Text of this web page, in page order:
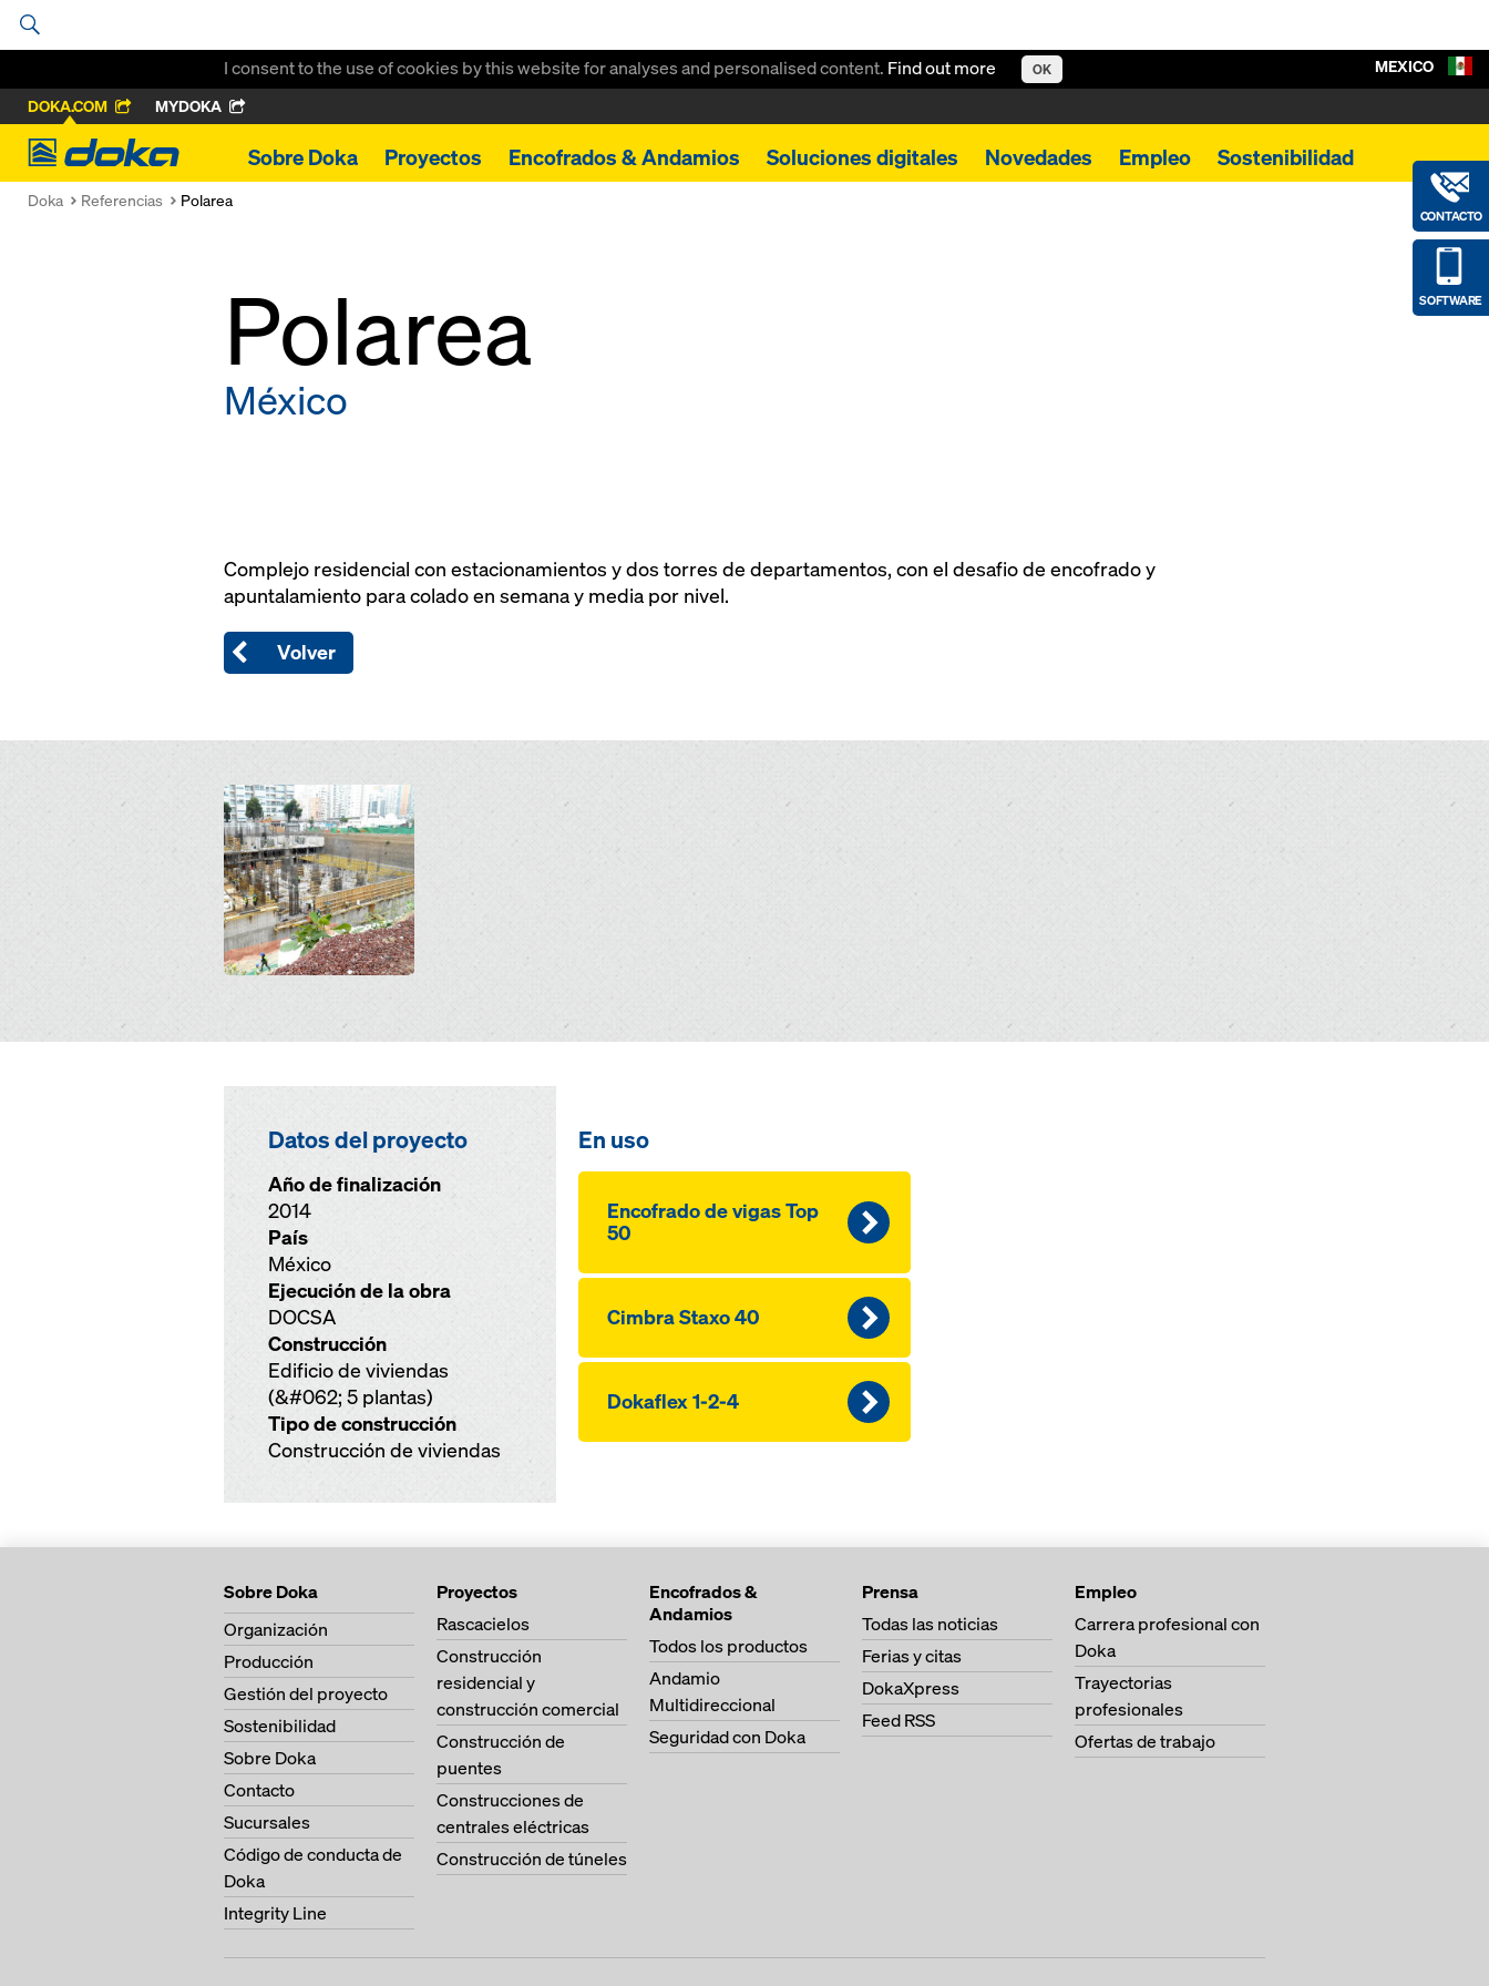
I consent to the use of cookies by this website for analyses and personalised content. Find out more OK
DOKA.COM MYDOKA
Doka
Sobre Doka Proyectos Encofrados & Andamios Soluciones digitales Novedades Empleo Sostenibilidad
CONTACTO
SOFTWARE
MEXICO
Doka Referencias Polarea
Polarea
México
Complejo residencial con estacionamientos y dos torres de departamentos, con el desafio de encofrado y
apuntalamiento para colado en semana y media por nivel.
Volver
Open
Datos del proyecto
Año de finalización
2014
País
México
Ejecución de la obra
DOCSA
Construcción
Edificio de viviendas
(&#062; 5 plantas)
Tipo de construcción
Construcción de viviendas
En uso
Encofrado de vigas Top
50
Cimbra Staxo 40
Dokaflex 1-2-4
Sobre Doka
Organización
Producción
Gestión del proyecto
Sostenibilidad
Sobre Doka
Contacto
Sucursales
Código de conducta de
Doka
Integrity Line
Proyectos
Rascacielos
Construcción
residencial y
construcción comercial
Construcción de
puentes
Construcciones de
centrales eléctricas
Construcción de túneles
Encofrados &
Andamios
Todos los productos
Andamio
Multidireccional
Seguridad con Doka
Prensa
Todas las noticias
Ferias y citas
DokaXpress
Feed RSS
Empleo
Carrera profesional con
Doka
Trayectorias
profesionales
Ofertas de trabajo